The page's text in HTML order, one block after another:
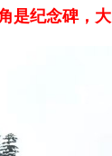
是纪念碑，